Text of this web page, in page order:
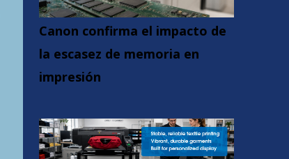
Canon confirma el impacto de
la escasez de memoria en
impresión